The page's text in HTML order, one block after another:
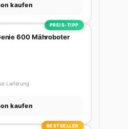
kaufen
PREIS-TIPP
600 Mähroboter
Lieferung
kaufen
BESTSELLER